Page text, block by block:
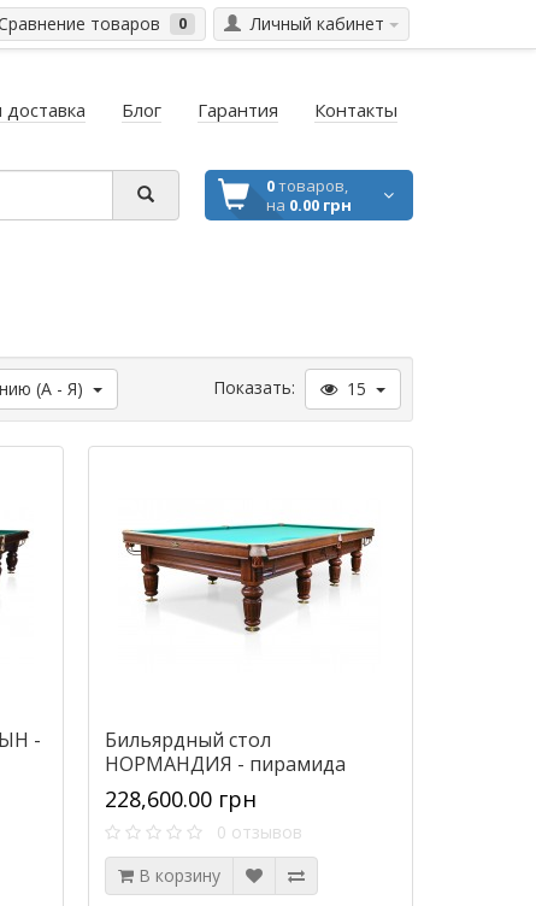
Личный кабинет
товаров 0
Блог Гарантия Контакты
0товаров,
на 0.00 грн
(А - Я) Показать: 15
-
Бильярдный стол
НОРМАНДИЯ - пирамида
228,600.00 грн
0 отзывов
В корзину